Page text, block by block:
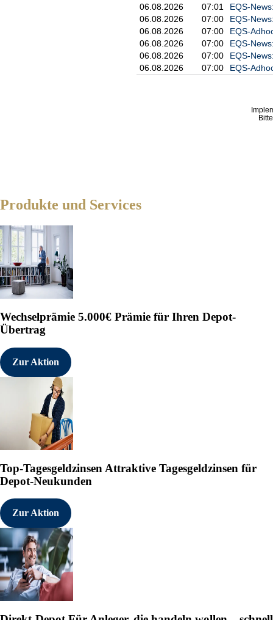
06.08.2026
07:01
EQS-
06.08.2026
07:00
EQS-
06.08.2026
07:00
EQS-
06.08.2026
07:00
EQS-
06.08.2026
07:00
EQS-
06.08.2026
07:00 EQS-
Produkte und Services
Wechselprämie 5.000€ Prämie für Ihren Depot-
Übertrag
Zur Aktion
Top-Tagesgeldzinsen Attraktive Tagesgeldzinsen für
Depot-Neukunden
Zur Aktion